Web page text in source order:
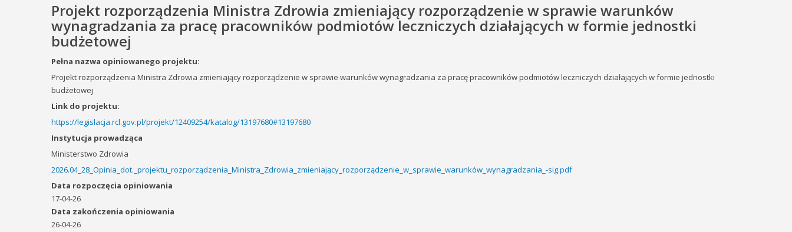
Projekt rozporządzenia Ministra Zdrowia zmieniający rozporządzenie w sprawie warunków
wynagradzania za pracę pracowników podmiotów leczniczych działających w formie jednostki
budżetowej
Pełna nazwa opiniowanego projektu:
Projekt rozporządzenia Ministra Zdrowia zmieniający rozporządzenie w sprawie warunków wynagradzania za pracę pracowników podmiotów leczniczych działających w formie jednostki
budżetowej
Link do projektu:
https://legislacja.rcl.gov.pl/projekt/12409254/katalog/13197680#13197680
Instytucja prowadząca
Ministerstwo Zdrowia
2026.04_28_Opinia_dot._projektu_rozporządzenia_Ministra_Zdrowia_zmieniający_rozporządzenie_w_sprawie_warunków_wynagradzania_-sig.pdf
Data rozpoczęcia opiniowania
17-04-26
Data zakończenia opiniowania
26-04-26